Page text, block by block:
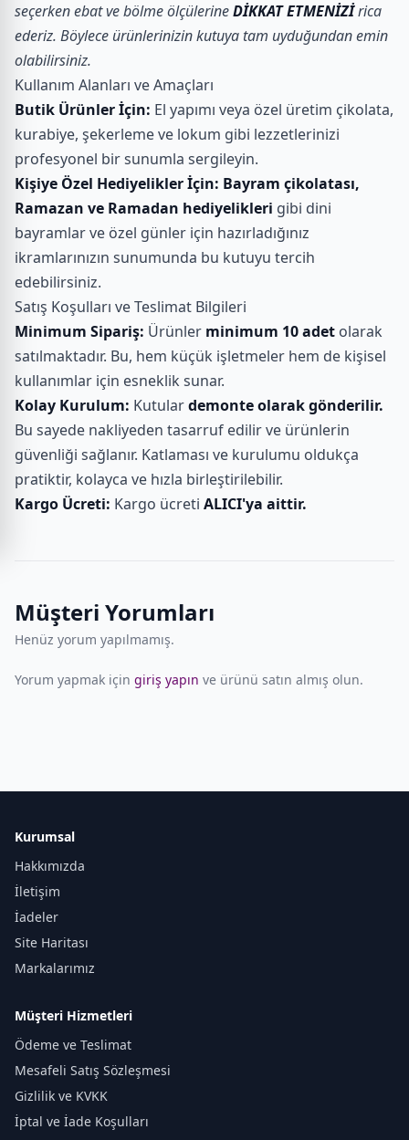
seçerken ebat ve bölme ölçülerineDİKKAT ETMENİZİrica
ederiz. Böylece ürünlerinizin kutuya tam uyduğundan emin
olabilirsiniz.
Kullanım Alanları ve Amaçları
Butik Ürünler İçin: El yapımı veya özel üretim çikolata,
kurabiye, şekerleme ve lokum gibi lezzetlerinizi
profesyonel bir sunumla sergileyin.
Kişiye Özel Hediyelikler İçin: Bayram çikolatası,
Ramazan ve Ramadan hediyelikleri gibi dini
bayramlar ve özel günler için hazırladığınız
ikramlarınızın sunumunda bu kutuyu tercih
edebilirsiniz.
Satış Koşulları ve Teslimat Bilgileri
Minimum Sipariş: Ürünler minimum 10 adet olarak
satılmaktadır. Bu, hem küçük işletmeler hem de kişisel
kullanımlar için esneklik sunar.
Kolay Kurulum: Kutulardemonte olarak gönderilir.
Bu sayede nakliyeden tasarruf edilir ve ürünlerin
güvenliği sağlanır. Katlaması ve kurulumu oldukça
pratiktir, kolayca ve hızla birleştirilebilir.
Kargo Ücreti: Kargo ücreti ALICI'ya aittir.
Müşteri Yorumları
Henüz yorum yapılmamış.
Yorum yapmak için giriş yapın ve ürünü satın almış olun.
Kurumsal
Hakkımızda
İletişim
İadeler
Site Haritası
Markalarımız
Müşteri Hizmetleri
Ödeme ve Teslimat
Mesafeli Satış Sözleşmesi
Gizlilik ve KVKK
İptal ve İade Koşulları